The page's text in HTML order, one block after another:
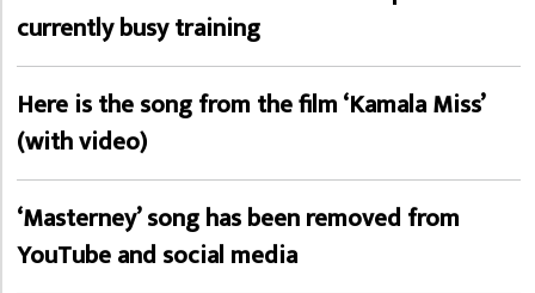
currently busy training
Here is the song from the film ‘Kamala Miss’
(with video)
‘Masterney’ song has been removed from
YouTube and social media